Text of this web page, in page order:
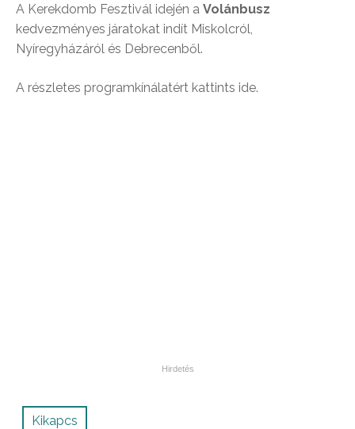
A Kerekdomb Fesztivál idején a Volánbusz
kedvezményes járatokat indít Miskolcról,
Nyíregyházáról és Debrecenből.
A részletes programkínálatért kattints ide.
Kikapcs